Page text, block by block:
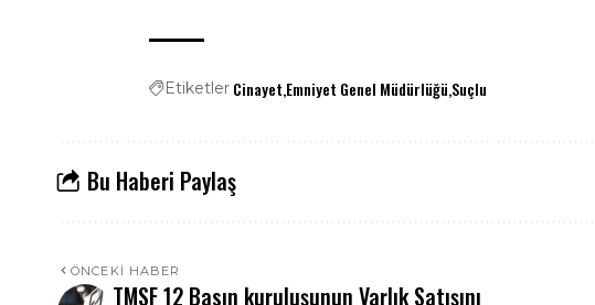
Etiketler Cinayet Emniyet Genel Müdürlüğü Suçlu
Bu Haberi Paylaş
ÖNCEKI HABER
TMSF 12 Basın kuruluşunun Varlık Satışını